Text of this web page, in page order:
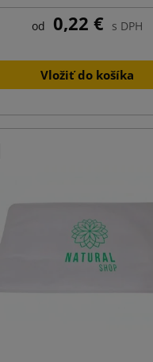
od 0,22 € s DPH
Vložiť do košíka